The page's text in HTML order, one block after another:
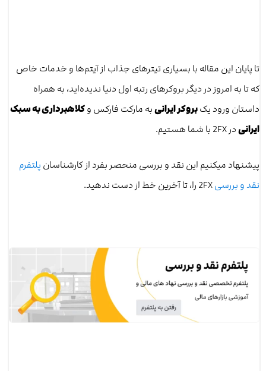
تا پایان این مقاله با بسیاری تیترهای جذاب از آیتم‌ها و خدمات خاص
که تا به امروز در دیگر بروکرهای رتبه اول دنیا ندیده‌اید، به همراه
داستان ورود یکبروکر ایرانیبه مارکت فارکس وکلاهبرداری به سبک
ایرانیدر 2FX با شما هستیم.
پیشنهاد میکنیم این نقد و بررسی منحصر بفرد از کارشناسان پلتفرم
نقد و بررسی